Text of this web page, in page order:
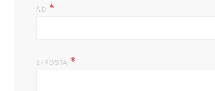
AD *
E-POSTA *